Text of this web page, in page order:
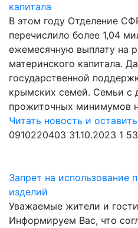
капитала
В этом году Отделение
перечислило более 1,04
ежемесячную выплату на
материнского капитала.
государственной
крымских семей. Семьи с
прожиточных минимумов
Читать новость и
0910220403 31.10.2023 1
Запрет на использование
изделий
Уважаемые жители и
Информируем Вас, что